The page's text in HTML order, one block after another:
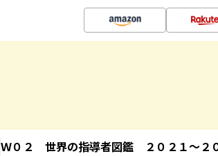
Ｗ０２ 世界の指導者図鑑 ２０２１～２